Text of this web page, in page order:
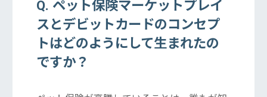
Q. ペット保険マーケットプレイ
スとデビットカードのコンセプ
トはどのようにして生まれたの
ですか？